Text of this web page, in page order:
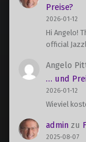
Preise?
2026-01-12
Hi Angelo!
official
Angelo
… und
2026-01-12
Wieviel
admin zu
2025-08-07